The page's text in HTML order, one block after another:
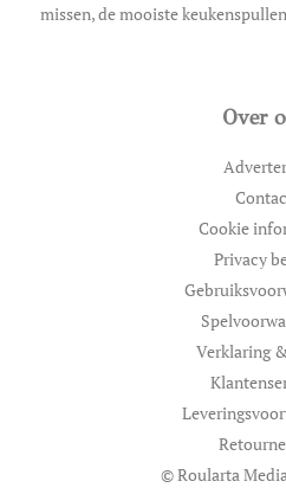
missen, de mooiste
Over
Cookie
Privacy
Verklaring
© Roularta